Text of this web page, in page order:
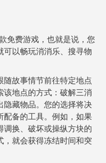
免费游戏，也就是说，您
以畅玩消消乐、搜寻物
故事情节前往特定地点
地点的方式：破解三消
隐藏物品。您的选择将决
配备的工具。例如，如果
换、破坏或操纵方块的
就会获得冻结时间和突